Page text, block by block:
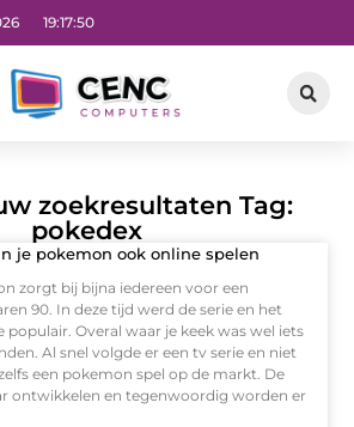
19:17:50
zoekresultaten Tag:
pokedex
je pokemon ook online spelen
zorgt bij bijna iedereen voor een
90. In deze tijd werd de serie en het
populair. Overal waar je keek was wel iets
Al snel volgde er een tv serie en niet
een pokemon spel op de markt. De
ontwikkelen en tegenwoordig worden er